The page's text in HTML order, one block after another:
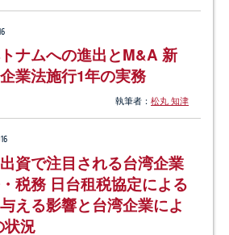
ナムへの進出とM&A 新
業法施行1年の実務
執筆者： 松丸 知津
資で注目される台湾企業
税務 日台租税協定による
える影響と台湾企業によ
状況